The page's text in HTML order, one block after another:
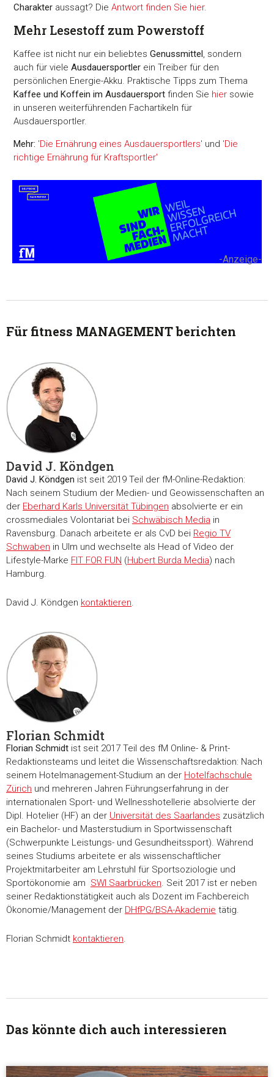
Details
Diese Webseite verwendet Cookies
personalisieren, Funktionen für soziale Medien anbieten zu
geben wir Informationen zu Ihrer Verwendung unserer
weiteren Daten zusammen, die Sie ihnen bereitgestellt
die sie im Rahmen Ihrer Nutzung der Dienste gesammelt
Einwilligungsauswahl
Notwendig
Präferenzen
Statistiken
Marketing
Alle akzeptieren
Charakter aussagt? DieAntwort finden Sie hier.
Mehr Lesestoff zum Powerstoff
Kaffee ist nicht nur ein beliebtesGenussmittel , sondern
auch für vieleAusdauersportler ein Treiber für den
persönlichen Energie-Akku. Praktische Tipps zum Thema
Kaffee und Koffein im Ausdauersport finden Sie hier sowie
in unseren weiterführenden Fachartikeln für
Ausdauersportler.
Mehr: 'Die Ernährung eines Ausdauersportlers' und 'Die
richtige Ernährung für Kraftsportler'
-Anzeige-
Für fitness MANAGEMENT berichten
David J. Köndgen
David J. Köndgen ist seit 2019 Teil der fM-Online-Redaktion:
Nach seinem Studium der Medien- und Geowissenschaften an
der Eberhard Karls Universität Tübingen absolvierte er ein
crossmediales Volontariat bei Schwäbisch Media in
Ravensburg. Danach arbeitete er als CvD bei Regio TV
Schwaben in Ulm und wechselte als Head of Video der
Lifestyle-Marke FIT FOR FUN (Hubert Burda Media) nach
Hamburg.
David J. Köndgen kontaktieren.
Florian Schmidt
Florian Schmidt ist seit 2017 Teil des fM Online- & Print-
Redaktionsteams und leitet die Wissenschaftsredaktion: Nach
seinem Hotelmanagement-Studium an der Hotelfachschule
Zürich und mehreren Jahren Führungserfahrung in der
internationalen Sport- und Wellnesshotellerie absolvierte der
Dipl. Hotelier (HF) an der Universität des Saarlandes zusätzlich
ein Bachelor- und Masterstudium in Sportwissenschaft
(Schwerpunkte Leistungs- und Gesundheitssport). Während
seines Studiums arbeitete er als wissenschaftlicher
Projektmitarbeiter am Lehrstuhl für Sportsoziologie und
Sportökonomie am SWI Saarbrücken. Seit 2017 ist er neben
seiner Redaktionstätigkeit auch als Dozent im Fachbereich
Ökonomie/Management der DHfPG/BSA-Akademie tätig.
Florian Schmidt kontaktieren.
Das könnte dich auch interessieren